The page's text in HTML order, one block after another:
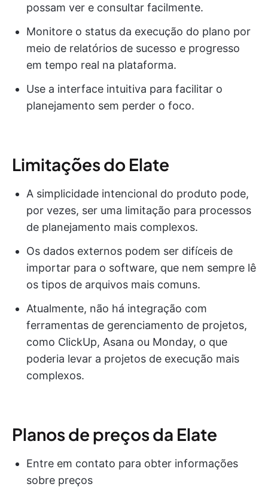
possam ver e consultar facilmente.
Monitore o status da execução do plano por
meio de relatórios de sucesso e progresso
em tempo real na plataforma.
Use a interface intuitiva para facilitar o
planejamento sem perder o foco.
Limitações do Elate
A simplicidade intencional do produto pode,
por vezes, ser uma limitação para processos
de planejamento mais complexos.
Os dados externos podem ser difíceis de
importar para o software, que nem sempre lê
os tipos de arquivos mais comuns.
Atualmente, não há integração com
ferramentas de gerenciamento de projetos,
como ClickUp, Asana ou Monday, o que
poderia levar a projetos de execução mais
complexos.
Planos de preços da Elate
Entre em contato para obter informações
sobre preços